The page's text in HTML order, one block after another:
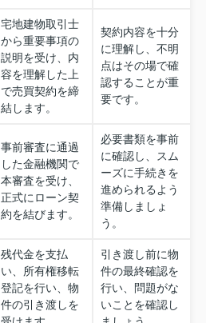
宅地建物取引士
から重要事項の
説明を受け、内
容を理解した上
で売買契約を締
結します。
契約内容を十分
に理解し、不明
点はその場で確
認することが重
要です。
事前審査に通過
した金融機関で
本審査を受け、
正式にローン契
約を結びます。
必要書類を事前
に確認し、スム
ーズに手続きを
進められるよう
準備しましょ
う。
残代金を支払
い、所有権移転
登記を行い、物
件の引き渡しを
引き渡し前に物
件の最終確認を
行い、問題がな
いことを確認し